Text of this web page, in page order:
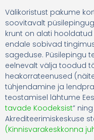
Välikoristust pakume
soovitavalt
krunt on alati hooldatud
endale sobivad
sageduse. Püsilepingu
eelnevalt välja toodud
heakorrateenused
tühjendamine ja
teostamisel lähtume
tavade Koodeksist”
Akrediteerimiskeskuse
(Kinnisvarakeskkonna